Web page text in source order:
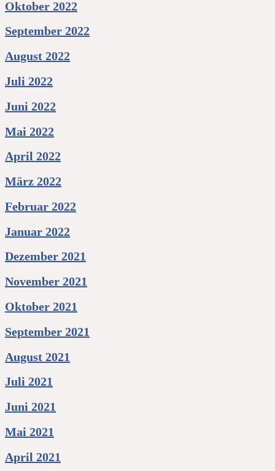
Oktober 2022
September 2022
August 2022
Juli 2022
Juni 2022
Mai 2022
April 2022
März 2022
Februar 2022
Januar 2022
Dezember 2021
November 2021
Oktober 2021
September 2021
August 2021
Juli 2021
Juni 2021
Mai 2021
April 2021